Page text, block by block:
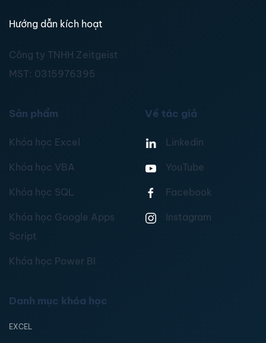
Hướng dẫn kích hoạt
Công ty TNHH Zeitgeist
MST: 0315976395
Sản phẩm
Khóa học Excel
Khóa học VBA
Khóa học SQL
Khóa học Google Apps
Script
Khóa học Power BI
Về tác giả
Linkedin
YouTube
Facebook
Instagram
Danh mục khóa học
EXCEL